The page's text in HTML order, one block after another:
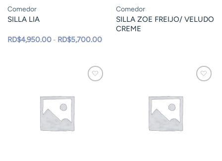
Comedor
SILLA LIA
RD$4,950.00 - RD$5,700.00Rango
de
hasta
RD$5,700.00
Comedor
SILLA ZOE FREIJO/ VELUDO
CREME